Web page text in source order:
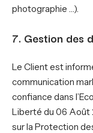
photographie …).
7. Gestion des
Le Client est
communication
confiance dans
Liberté du 06 Août
sur la Protection